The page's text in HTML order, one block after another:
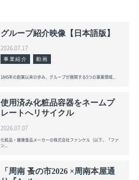
グループ紹介映像【日本語版】
2026.07.17
事業紹介
動画
1845年の創業以来の歩み、グループが展開する5つの事業領域...
使用済み化粧品容器をネームプ
レートへリサイクル
2026.07.07
化粧品・健康食品メーカーの株式会社ファンケル（以下、「ファ
ン...
「周南 蚤の市2026 ×周南本屋通